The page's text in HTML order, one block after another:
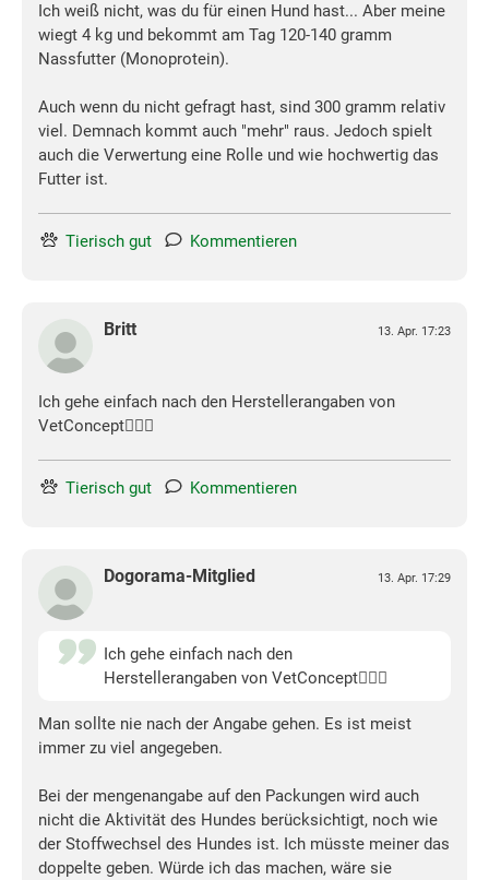
Ich weiß nicht, was du für einen Hund hast... Aber meine
wiegt 4 kg und bekommt am Tag 120-140 gramm
Nassfutter (Monoprotein).
Auch wenn du nicht gefragt hast, sind 300 gramm relativ
viel. Demnach kommt auch "mehr" raus. Jedoch spielt
auch die Verwertung eine Rolle und wie hochwertig das
Futter ist.
Tierisch gut Kommentieren
Britt 13. Apr. 17:23
Ich gehe einfach nach den Herstellerangaben von
VetConcept🤷🏻‍♀️
Tierisch gut Kommentieren
Dogorama-Mitglied 13. Apr. 17:29
Ich gehe einfach nach den
Herstellerangaben von VetConcept🤷🏻‍♀️
Man sollte nie nach der Angabe gehen. Es ist meist
immer zu viel angegeben.
Bei der mengenangabe auf den Packungen wird auch
nicht die Aktivität des Hundes berücksichtigt, noch wie
der Stoffwechsel des Hundes ist. Ich müsste meiner das
doppelte geben. Würde ich das machen, wäre sie